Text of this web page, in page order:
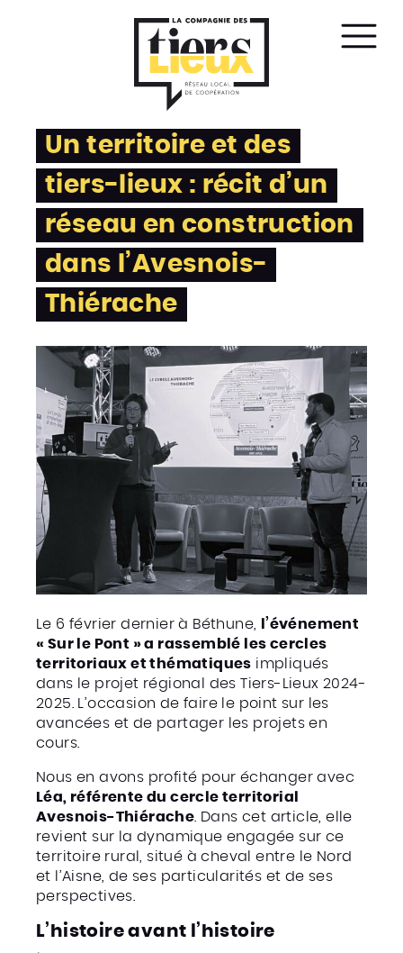
le
Un territoire et des
tiers-lieux : récit d’un
réseau en construction
dans l’Avesnois-
Thiérache
Le 6 février dernier à Béthune,
l’événement
« Sur le Pont » a rassemblé les cercles
territoriaux et thématiques impliqués
dans le projet régional des Tiers-Lieux 2024-
2025. L’occasion de faire le point sur les
avancées et de partager les projets en
cours.
Nous en avons profité pour échanger avec
Léa, référente du cercle territorial
Avesnois-Thiérache . Dans cet article, elle
revient sur la dynamique engagée sur ce
territoire rural, situé à cheval entre le Nord
et l’Aisne, de ses particularités et de ses
perspectives.
L’histoire avant l’histoire